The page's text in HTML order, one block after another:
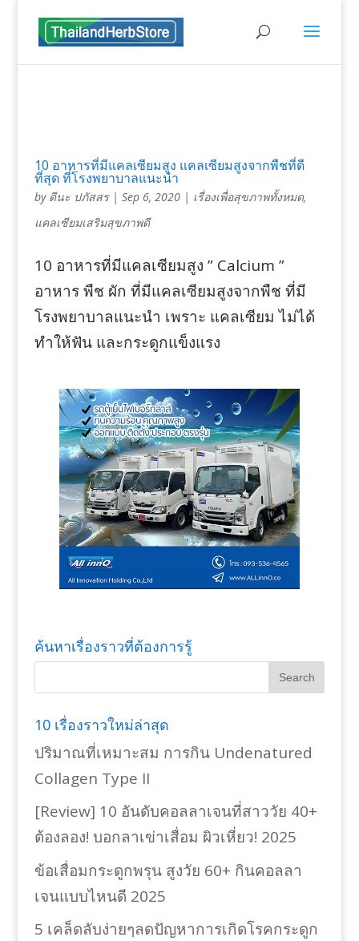
10 อาหารที่มีแคลเซียมสูง แคลเซียมสูงจากพืชที่ดี
ที่สุด ที่โรงพยาบาลแนะนำ
by ดีนะ ปภัสสร| Sep 6, 2020| เรื่องเพื่อสุขภาพทั้งหมด,
แคลเซียมเสริมสุขภาพดี
10 อาหารที่มีแคลเซียมสูง ” Calcium ”
อาหาร พืช ผัก ที่มีแคลเซียมสูงจากพืช ที่มี
โรงพยาบาลแนะนำ เพราะ แคลเซียม ไม่ได้
ทำให้ฟัน และกระดูกแข็งแรง
ค้นหาเรื่องราวที่ต้องการรู้
10 เรื่องราวใหม่ล่าสุด
ปริมาณที่เหมาะสม การกิน Undenatured
Collagen Type II
[Review] 10 อันดับคอลลาเจนที่สาววัย 40+
ต้องลอง! บอกลาเข่าเสื่อม ผิวเหี่ยว! 2025
ข้อเสื่อมกระดูกพรุน สูงวัย 60+ กินคอลลา
เจนแบบไหนดี 2025
5 เคล็ดลับง่ายๆลดปัญหาการเกิดโรคกระดูก